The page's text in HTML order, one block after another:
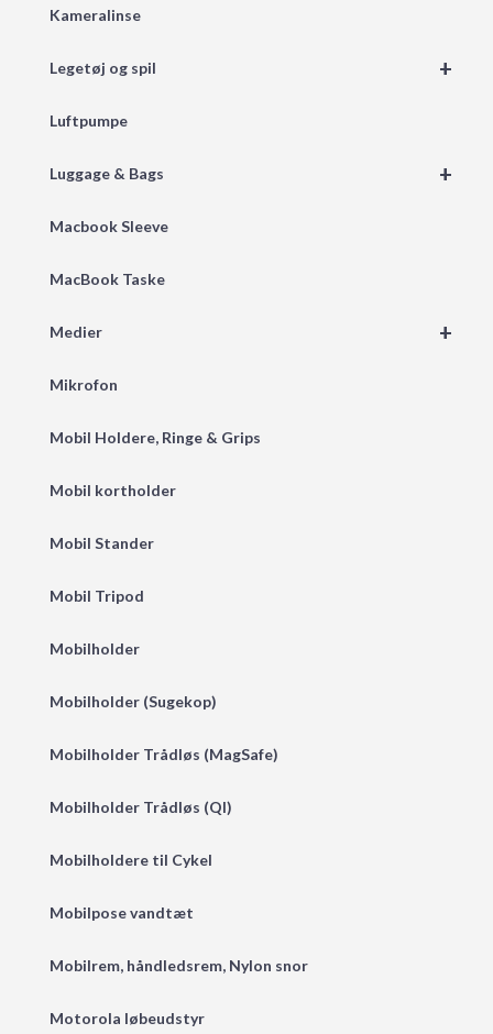
Kameralinse
+
Legetøj og spil
Luftpumpe
+
Luggage & Bags
Macbook Sleeve
MacBook Taske
+
Medier
Mikrofon
Mobil Holdere, Ringe & Grips
Mobil kortholder
Mobil Stander
Mobil Tripod
Mobilholder
Mobilholder (Sugekop)
Mobilholder Trådløs (MagSafe)
Mobilholder Trådløs (QI)
Mobilholdere til Cykel
Mobilpose vandtæt
Mobilrem, håndledsrem, Nylon snor
Motorola løbeudstyr